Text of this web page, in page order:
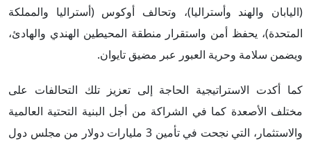
(اليابان والهند وأستراليا)، وتحالف أوكوس (أستراليا والمملكة
المتحدة)، يحفظ أمن واستقرار منطقة المحيطين الهندي والهادئ،
ويضمن سلامة وحرية العبور عبر مضيق تايوان.
كما أكدت الاستراتيجية الحاجة إلى تعزيز تلك التحالفات على
مختلف الأصعدة كما في الشراكة من أجل البنية التحتية العالمية
والاستثمار، التي نجحت في تأمين 3 مليارات دولار من مجلس دول